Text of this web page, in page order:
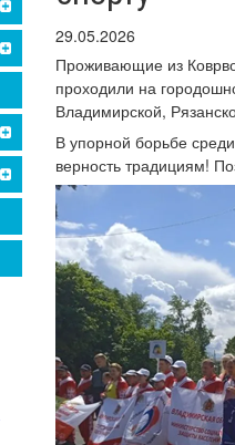
29.05.2026
Проживающие из
проходили на
Владимирской,
В упорной борьбе
верность традициям!